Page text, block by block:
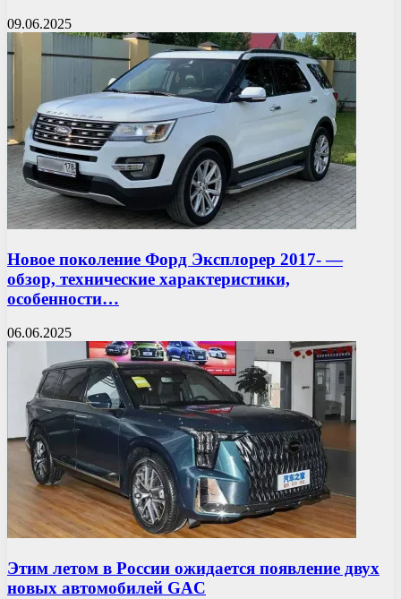
09.06.2025
Новое поколение Форд Эксплорер 2017- —
обзор, технические характеристики,
особенности…
06.06.2025
Этим летом в России ожидается появление двух
новых автомобилей GAC